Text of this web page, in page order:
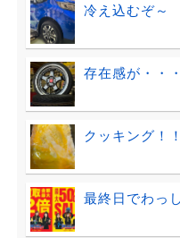
冷え込むぞ～
存在感が・・・
クッキング！
最終日でわっ